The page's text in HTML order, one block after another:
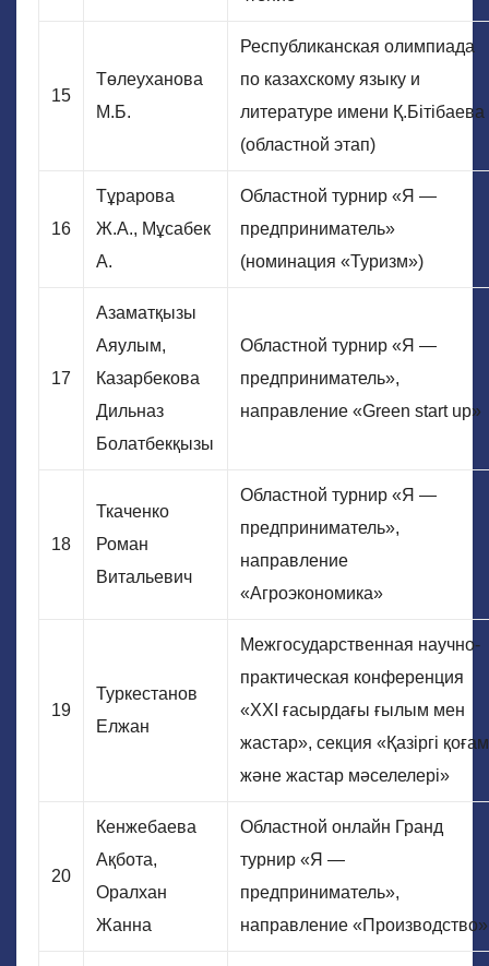
15
Төлеуханова
М.Б.
Республиканская олимпиада
по казахскому языку и
литературе имени Қ.Бітібаева
(областной этап)
16
Тұрарова
Ж.А., Мұсабек
А.
Областной турнир «Я —
предприниматель»
(номинация «Туризм»)
17
Азаматқызы
Аяулым,
Казарбекова
Дильназ
Болатбекқызы
Областной турнир «Я —
предприниматель»,
направление «Green start up»
18
Ткаченко
Роман
Витальевич
Областной турнир «Я —
предприниматель»,
направление
«Агроэкономика»
19
Туркестанов
Елжан
Межгосударственная научно-
практическая конференция
«ХХІ ғасырдағы ғылым мен
жастар», секция «Қазіргі қоғам
және жастар мәселелері»
20
Кенжебаева
Ақбота,
Оралхан
Жанна
Областной онлайн Гранд
турнир «Я —
предприниматель»,
направление «Производство»